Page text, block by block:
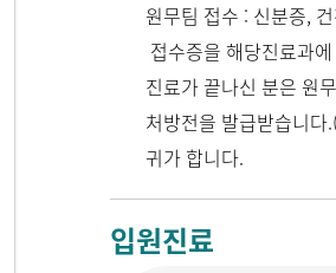
원무팀 접수 : 신분증,
접수증을 해당진료과
진료가 끝나신 분은 원
처방전을 발급받습니
귀가 합니다.
입원진료